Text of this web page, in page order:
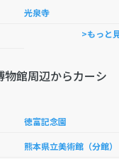
光泉寺
>もっと
館周辺からカーシ
徳富記念園
熊本県立美術館（分館）